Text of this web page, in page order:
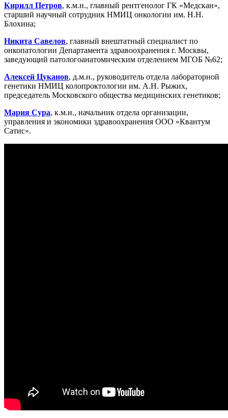
Кирилл Петров, к.м.н., главный рентгенолог ГК «Медскан»,
старший научный сотрудник НМИЦ онкологии им. Н.Н.
Блохина;
Никита Савелов, главный внештатный специалист по
онкопатологии Департамента здравоохранения г. Москвы,
заведующий патологоанатомическим отделением МГОБ №62;
Алексей Цуканов, д.м.н., руководитель отдела лабораторной
генетики НМИЦ колопроктологии им. А.Н. Рыжих,
председатель Московского общества медицинских генетиков;
Мария Сура, к.м.н., начальник отдела организации,
управления и экономики здравоохранения ООО «Квантум
Сатис».